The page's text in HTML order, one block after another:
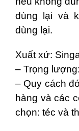
dùng lại và
dùng lại.
Xuất xứ:
– Trọng
– Quy cách
hàng và các
chọn: téc và